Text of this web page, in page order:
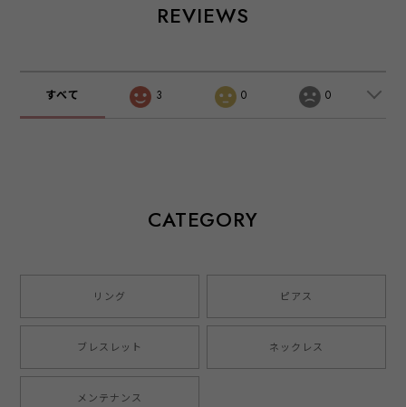
REVIEWS
すべて 3 0 0
CATEGORY
リング ピアス
ブレスレット ネックレス
メンテナンス